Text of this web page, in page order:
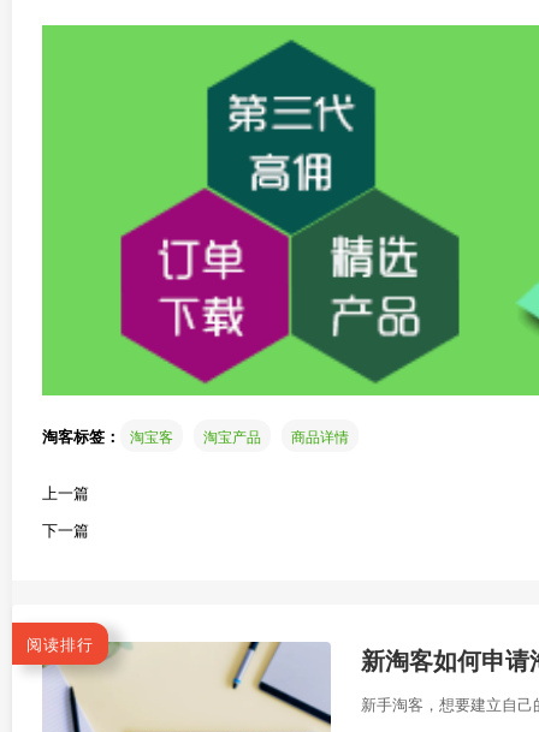
淘客标签： 淘宝客 淘宝产品 商品详情
上一篇
下一篇
阅读排行 新淘客如何申
新手淘客，想要建立自